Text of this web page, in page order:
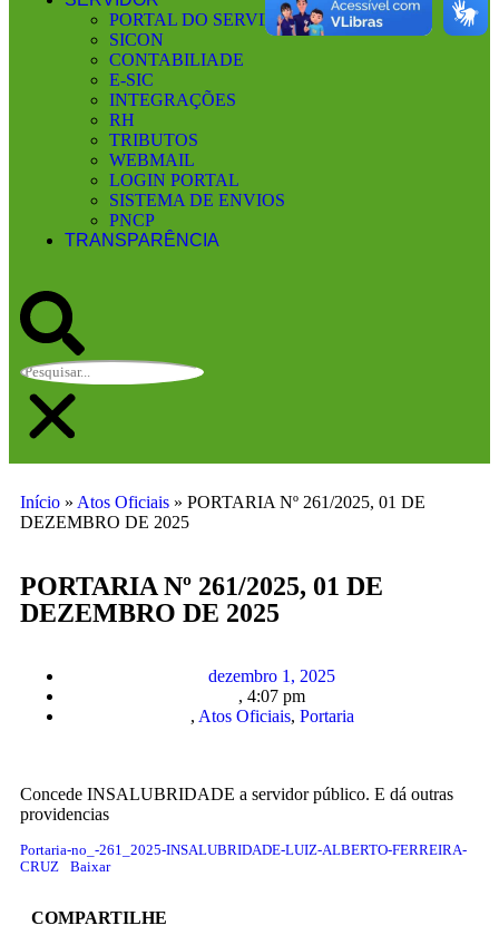
PORTAL DO SERVIDOR
SICON
CONTABILIADE
E-SIC
INTEGRAÇÕES
RH
TRIBUTOS
WEBMAIL
LOGIN PORTAL
SISTEMA DE ENVIOS
PNCP
TRANSPARÊNCIA
Início » Atos Oficiais » PORTARIA Nº 261/2025, 01 DE
DEZEMBRO DE 2025
PORTARIA Nº 261/2025, 01 DE
DEZEMBRO DE 2025
dezembro 1, 2025
, 4:07 pm
, Atos Oficiais, Portaria
Concede INSALUBRIDADE a servidor público. E dá outras
providencias
Portaria-no_-261_2025-INSALUBRIDADE-LUIZ-ALBERTO-FERREIRA-
CRUZ
Baixar
COMPARTILHE